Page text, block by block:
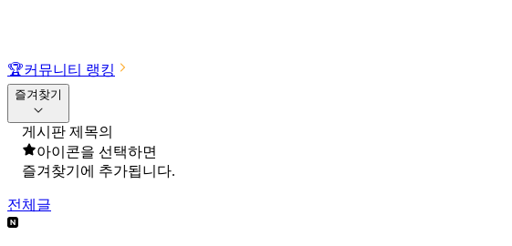
🏆커뮤니티 랭킹
즐겨찾기
게시판 제목의
아이콘을 선택하면
즐겨찾기에 추가됩니다.
전체글